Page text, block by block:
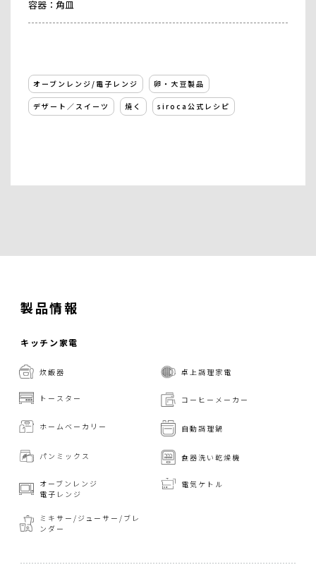
容器：角皿
オーブンレンジ/電子レンジ 卵・大豆製品
デザート／スイーツ 焼く siroca公式レシピ
製品情報
キッチン家電
炊飯器 卓上調理家電
トースター コーヒーメーカー
ホームベーカリー 自動調理鍋
パンミックス 食器洗い乾燥機
オーブンレンジ
電子レンジ
電気ケトル
ミキサー/ジューサー/ ブレ
ンダー